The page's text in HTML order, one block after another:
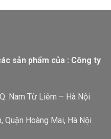
sản phẩm của : Công ty
Nam Từ Liêm – Hà Nội
Quận Hoàng Mai, Hà Nội